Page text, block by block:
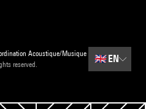
Acoustique/Musique
reserved.
🇬🇧 EN